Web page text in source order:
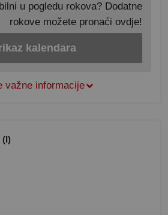
u pogledu rokova? Dodatne
rokove možete pronaći ovdje!
kalendara
važne informacije
(I)